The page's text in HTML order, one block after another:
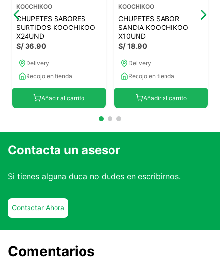
KOOCHIKOO
CHUPETES SABORES
SURTIDOS KOOCHIKOO
X24UND
S/36.90
Delivery
Recojo en tienda
Añadir al carrito
KOOCHIKOO
CHUPETES SABOR
SANDIA KOOCHIKOO
X10UND
S/18.90
Delivery
Recojo en tienda
Añadir al carrito
Contacta un asesor
Si tienes alguna duda no dudes en escribirnos.
Contactar Ahora
Comentarios